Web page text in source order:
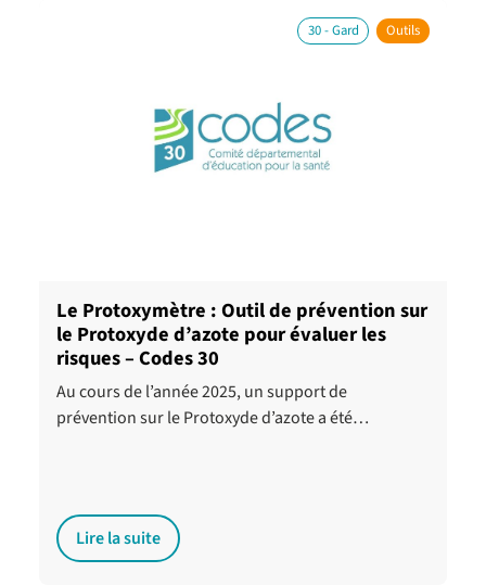
30 - Gard Outils
Le Protoxymètre : Outil de prévention sur
le Protoxyde d’azote pour évaluer les
risques – Codes 30
Au cours de l’année 2025, un support de
prévention sur le Protoxyde d’azote a été…
Lire la suite